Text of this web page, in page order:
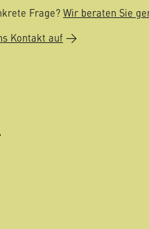
Frage? Wir beraten Sie
Kontakt auf